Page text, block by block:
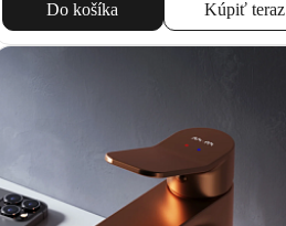
Do košíka Kúpiť teraz